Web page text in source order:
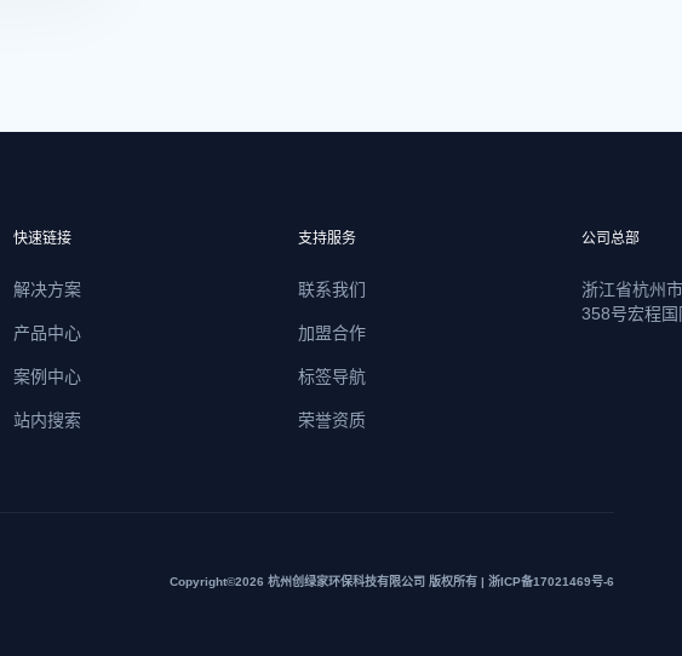
快速链接
解决方案
产品中心
案例中心
站内搜索
支持服务
联系我们
加盟合作
标签导航
荣誉资质
公司总部
浙江省杭州
358号宏程
Copyright©2026 杭州创绿家环保科技有限公司 版权所有 | 浙ICP备17021469号-6